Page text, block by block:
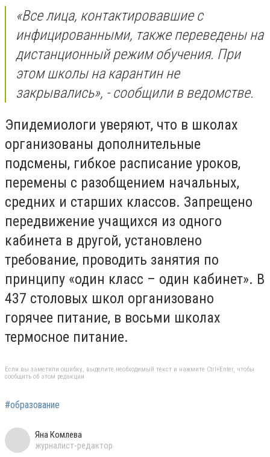
«Все лица, контактировавшие с
инфицированными, также переведены на
дистанционный режим обучения. При
этом школы на карантин не
закрывались», - сообщили в ведомстве.
Эпидемиологи уверяют, что в школах
организованы дополнительные
подсмены, гибкое расписание уроков,
перемены с разобщением начальных,
средних и старших классов. Запрещено
передвижение учащихся из одного
кабинета в другой, установлено
требование, проводить занятия по
принципу «один класс – один кабинет». В
437 столовых школ организовано
горячее питание, в восьми школах
термосное питание.
Если вы заметили ошибку, выделите необходимый текст и нажмите Ctrl+Enter, чтобы
сообщить об этом редакции
#образование
Яна Комлева
журналист-редактор